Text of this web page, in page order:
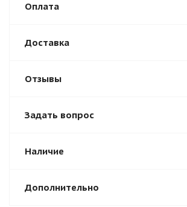
Оплата
Доставка
Отзывы
Задать вопрос
Наличие
Дополнительно